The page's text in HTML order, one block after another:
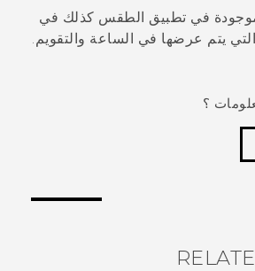
في تطبيق الطقس كذلك في
يتم عرضها في الساعة والتقويم
؟